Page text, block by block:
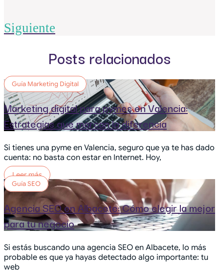
Siguiente
Posts relacionados
Guía Marketing Digital
Marketing digital para pymes en Valencia:
Estrategias que marcan la diferencia
Si tienes una pyme en Valencia, seguro que ya te has dado
cuenta: no basta con estar en Internet. Hoy,
Leer más
Guía SEO
Agencia SEO en Albacete: Cómo elegir la mejor
para tu negocio
Si estás buscando una agencia SEO en Albacete, lo más
probable es que ya hayas detectado algo importante: tu
web